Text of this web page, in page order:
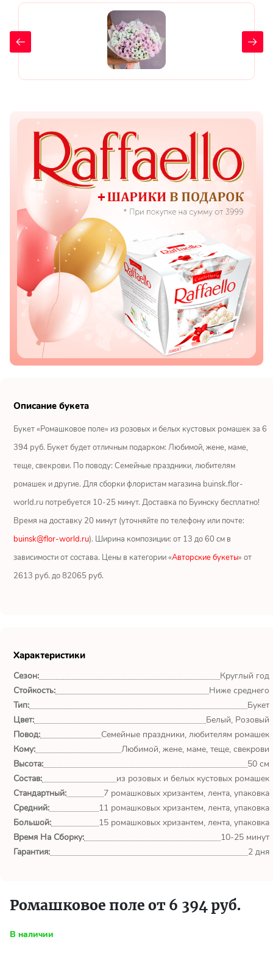
Цветы дочери
Цветы сестре
Показать еще
Цветы
Подсолнухи
Лизиантусы
Хризантемы
Лилии
Орхидеи
Ромашки
Альстромерии
Герберы
Показать еще
обл.
Спасибо сервису Flor-
world.ru, очень рада что
выбрала Вас. Букет
изумительный!
Ульяна
Тымовское,
Сахалинская
обл.
Доставили букет маме
вовремя. Не подвели. Цветы
Виктор
Тымовское,
Описание букета
Букет «Ромашковое поле» из розовых и белых кустовых ромашек за 6
394 руб. Букет будет отличным подарком: Любимой, жене, маме,
теще, свекрови. По поводу: Семейные праздники, любителям
ромашек и другие. Для сборки флористам магазина buinsk.flor-
world.ru потребуется 10-25 минут. Доставка по Буинску бесплатно!
Время на доставку 20 минут (уточняйте по телефону или почте:
buinsk@flor-world.ru). Ширина композиции: от 13 до 60 см в
зависимости от состава. Цены в категории «Авторские букеты» от
2613 руб. до 82065 руб.
Характеристики
Сезон:
Круглый год
Стойкость:
Ниже среднего
Тип:
Букет
Цвет:
Белый, Розовый
Повод:
Семейные праздники, любителям ромашек
Кому:
Любимой, жене, маме, теще, свекрови
Высота:
50 см
Состав:
из розовых и белых кустовых ромашек
Стандартный:
7 ромашковых хризантем, лента, упаковка
Средний:
11 ромашковых хризантем, лента, упаковка
Большой:
15 ромашковых хризантем, лента, упаковка
Время На Сборку:
10-25 минут
Гарантия:
2 дня
Ромашковое поле от 6 394 руб.
В наличии